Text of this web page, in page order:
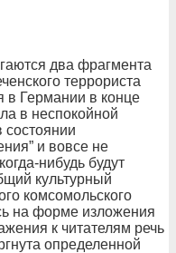
два фрагмента
террориста
в Германии в конце
в неспокойной
и вовсе не
нибудь будут
культурный
комсомольского
на форме изложения
к читателям речь
определенной